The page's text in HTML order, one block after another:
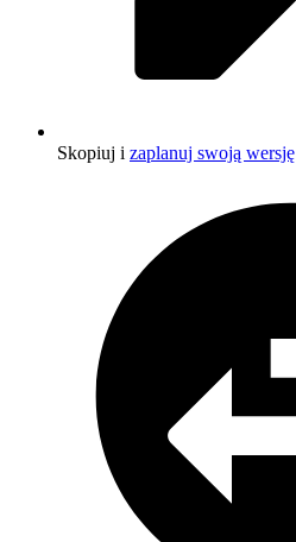
Skopiuj i zaplanuj swoją wersję